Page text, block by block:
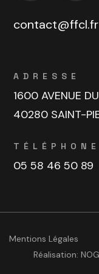
contact@ffcl.fr
ADRESSE
1600 AVENUE
40280 SAINT-
TÉLÉPHONE
05 58 46 50 89
Mentions Légales
Réalisation: